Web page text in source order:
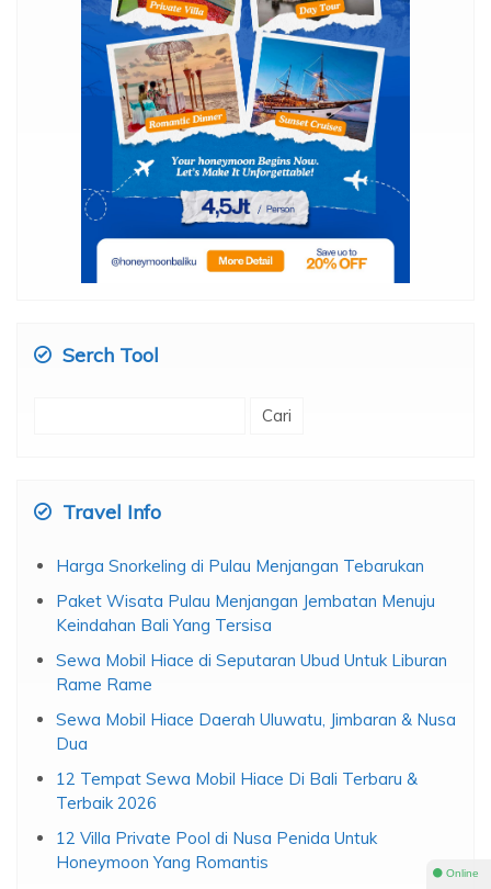
Serch Tool
Travel Info
Harga Snorkeling di Pulau Menjangan Tebarukan
Paket Wisata Pulau Menjangan Jembatan Menuju
Keindahan Bali Yang Tersisa
Sewa Mobil Hiace di Seputaran Ubud Untuk Liburan
Rame Rame
Sewa Mobil Hiace Daerah Uluwatu, Jimbaran & Nusa
Dua
12 Tempat Sewa Mobil Hiace Di Bali Terbaru &
Terbaik 2026
12 Villa Private Pool di Nusa Penida Untuk
Honeymoon Yang Romantis
⚫ Online